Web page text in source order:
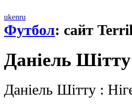
ukenru
Футбол: сайт
Даніель
Даніель Шітту :